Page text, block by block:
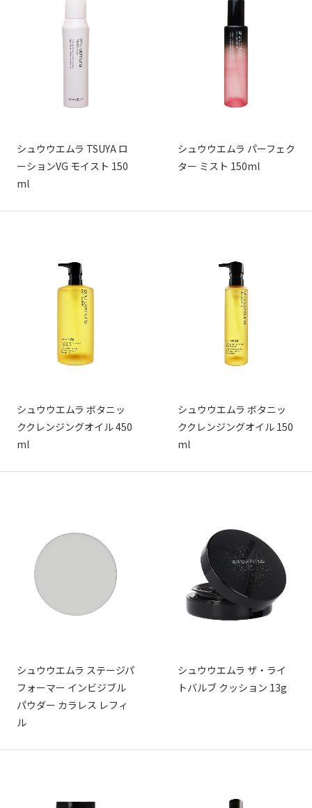
シュウウエムラ TSUYA ロ
ーションVG モイスト 150
ml
シュウウエムラ パーフェク
ター ミスト 150ml
シュウウエムラ ボタニッ
ククレンジングオイル 450
ml
シュウウエムラ ボタニッ
ククレンジングオイル 150
ml
シュウウエムラ ステージパ
フォーマー インビジブル
パウダー カラレス レフィ
ル
シュウウエムラ ザ・ライ
トバルブ クッション 13g